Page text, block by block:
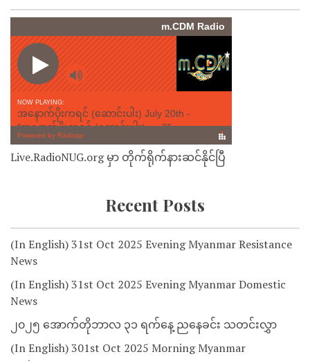
Live.RadioNUG.org မှာ တိုက်ရိုက်နားဆင်နိုင်ပြီ
Recent Posts
(In English) 31st Oct 2025 Evening Myanmar Resistance
News
(In English) 31st Oct 2025 Evening Myanmar Domestic
News
၂၀၂၅ အောက်တိုဘာလ ၃၁ ရက်နေ့ ညနေခင်း သတင်းလွှာ
(In English) 301st Oct 2025 Morning Myanmar